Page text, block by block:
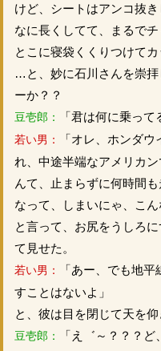
けど、シートはアンコ抜
なに長くしてて、まるで
とこに寝袋くくりつけてカ
…と、妙に石川さんを崇
ーか？？
豆壱郎： 「君は何に乗って
若い男：
「オレ、ホンダ
れ、中途半端なアメリカ
んて、止まらずに何時間
なって、しまいにゃ、こ
と言って、お尻をうしろ
て見せた。
若い男：
「あー、でも地
すことはないよ」
と、彼は目を閉じて天を
豆壱郎： 「え゛～？？？ど